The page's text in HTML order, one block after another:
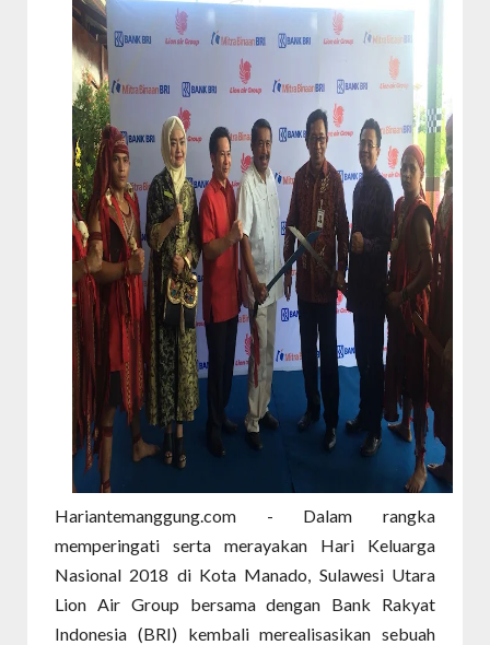
Hariantemanggung.com - Dalam rangka
memperingati serta merayakan Hari Keluarga
Nasional 2018 di Kota Manado, Sulawesi Utara
Lion Air Group bersama dengan Bank Rakyat
Indonesia (BRI) kembali merealisasikan sebuah